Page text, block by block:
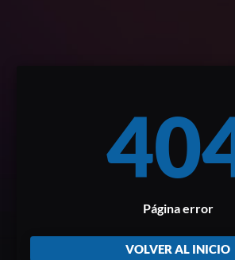
Página error
VOLVER AL INICIO